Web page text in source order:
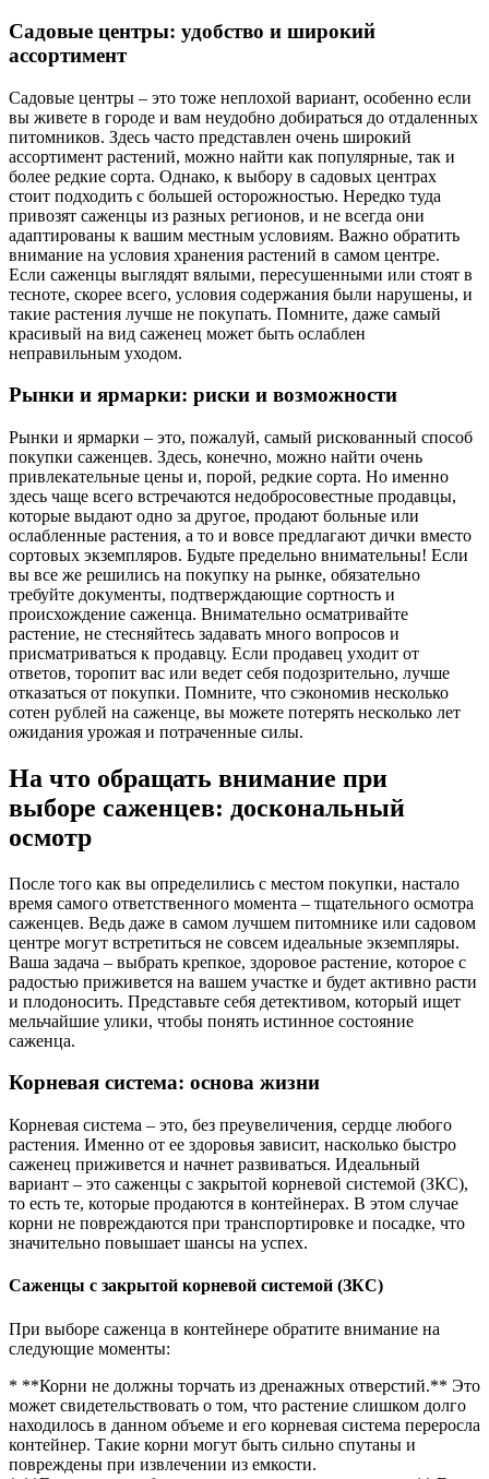
Садовые центры: удобство и широкий
ассортимент
Садовые центры – это тоже неплохой вариант, особенно если
вы живете в городе и вам неудобно добираться до отдаленных
питомников. Здесь часто представлен очень широкий
ассортимент растений, можно найти как популярные, так и
более редкие сорта. Однако, к выбору в садовых центрах
стоит подходить с большей осторожностью. Нередко туда
привозят саженцы из разных регионов, и не всегда они
адаптированы к вашим местным условиям. Важно обратить
внимание на условия хранения растений в самом центре.
Если саженцы выглядят вялыми, пересушенными или стоят в
тесноте, скорее всего, условия содержания были нарушены, и
такие растения лучше не покупать. Помните, даже самый
красивый на вид саженец может быть ослаблен
неправильным уходом.
Рынки и ярмарки: риски и возможности
Рынки и ярмарки – это, пожалуй, самый рискованный способ
покупки саженцев. Здесь, конечно, можно найти очень
привлекательные цены и, порой, редкие сорта. Но именно
здесь чаще всего встречаются недобросовестные продавцы,
которые выдают одно за другое, продают больные или
ослабленные растения, а то и вовсе предлагают дички вместо
сортовых экземпляров. Будьте предельно внимательны! Если
вы все же решились на покупку на рынке, обязательно
требуйте документы, подтверждающие сортность и
происхождение саженца. Внимательно осматривайте
растение, не стесняйтесь задавать много вопросов и
присматриваться к продавцу. Если продавец уходит от
ответов, торопит вас или ведет себя подозрительно, лучше
отказаться от покупки. Помните, что сэкономив несколько
сотен рублей на саженце, вы можете потерять несколько лет
ожидания урожая и потраченные силы.
На что обращать внимание при
выборе саженцев: доскональный
осмотр
После того как вы определились с местом покупки, настало
время самого ответственного момента – тщательного осмотра
саженцев. Ведь даже в самом лучшем питомнике или садовом
центре могут встретиться не совсем идеальные экземпляры.
Ваша задача – выбрать крепкое, здоровое растение, которое с
радостью приживется на вашем участке и будет активно расти
и плодоносить. Представьте себя детективом, который ищет
мельчайшие улики, чтобы понять истинное состояние
саженца.
Корневая система: основа жизни
Корневая система – это, без преувеличения, сердце любого
растения. Именно от ее здоровья зависит, насколько быстро
саженец приживется и начнет развиваться. Идеальный
вариант – это саженцы с закрытой корневой системой (ЗКС),
то есть те, которые продаются в контейнерах. В этом случае
корни не повреждаются при транспортировке и посадке, что
значительно повышает шансы на успех.
Саженцы с закрытой корневой системой (ЗКС)
При выборе саженца в контейнере обратите внимание на
следующие моменты:
* **Корни не должны торчать из дренажных отверстий.** Это
может свидетельствовать о том, что растение слишком долго
находилось в данном объеме и его корневая система переросла
контейнер. Такие корни могут быть сильно спутаны и
повреждены при извлечении из емкости.